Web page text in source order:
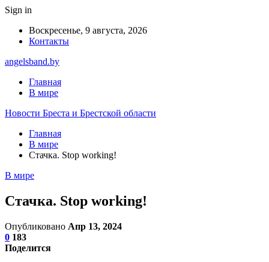
Sign in
Воскресенье, 9 августа, 2026
Контакты
angelsband.by
Главная
В мире
Новости Бреста и Брестской области
Главная
В мире
Стачка. Stop working!
В мире
Стачка. Stop working!
Опубликовано Апр 13, 2024
0 183
Поделится